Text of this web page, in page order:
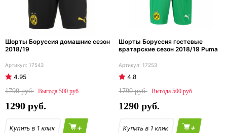
Шорты Боруссия домашние сезон
2018/19
17543
4.95
1790
500
1290
+
Шорты Боруссия гостевые
вратарские сезон 2018/19 Puma
17253
4.8
1790
500
1290
+